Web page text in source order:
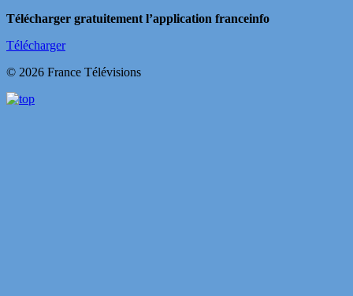
Télécharger gratuitement l’application franceinfo
Télécharger
© 2026 France Télévisions